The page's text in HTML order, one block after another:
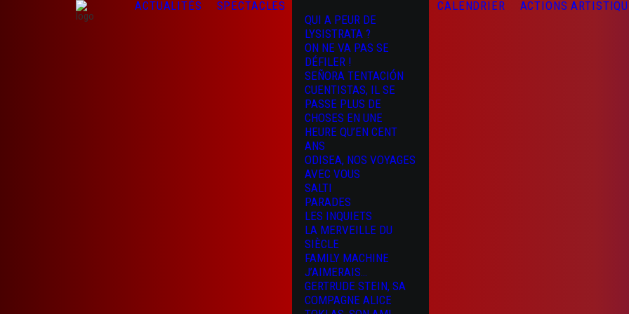
ACTUALITÉS
SPECTACLES
QUI A PEUR DE
LYSISTRATA ?
ON NE VA PAS SE
DÉFILER !
SEÑORA TENTACIÓN
CUENTISTAS, IL SE
PASSE PLUS DE
CHOSES EN UNE
HEURE QU’EN CENT
ANS
ODISEA, NOS VOYAGES
AVEC VOUS
SALTI
PARADES
LES INQUIETS
LA MERVEILLE DU
SIÈCLE
FAMILY MACHINE
J’AIMERAIS…
GERTRUDE STEIN, SA
COMPAGNE ALICE
CALENDRIER ACTIONS